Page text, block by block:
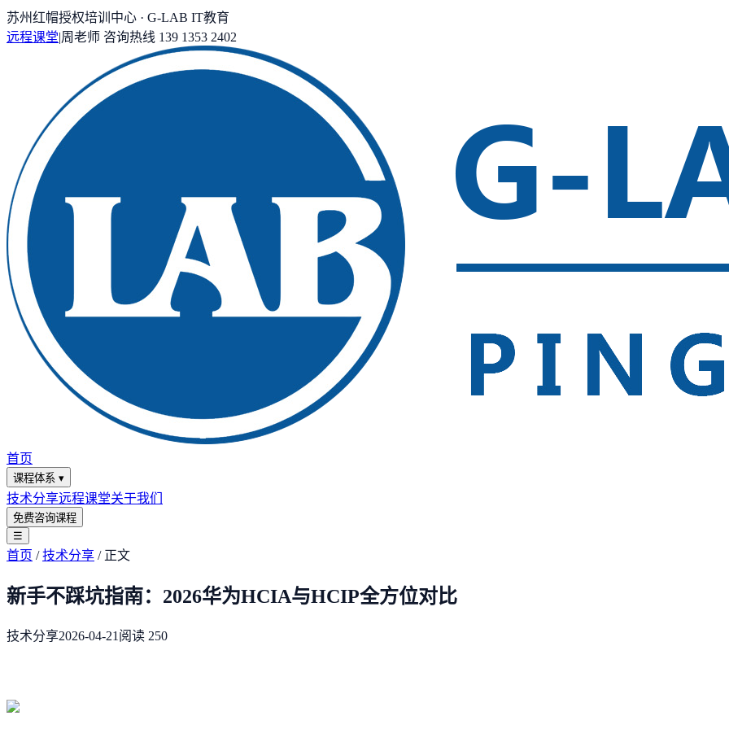
苏州红帽授权培训中心 · G-LAB IT教育
远程课堂|周老师 咨询热线 139 1353 2402
首页
课程体系 ▾
技术分享远程课堂关于我们
免费咨询课程
☰
首页 /技术分享 / 正文
新手不踩坑指南：2026华为HCIA与HCIP全方位对比
技术分享2026-04-21 阅读 250